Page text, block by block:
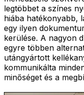
legtöbbet a színes
hiába hatékonyabb,
egy ilyen
kerülése. A nagyon
egyre többen
utángyártott
kommunikálta
minőséget és a